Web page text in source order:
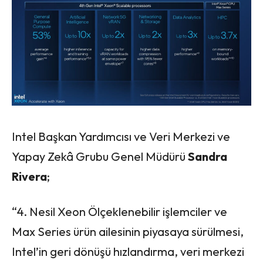
Intel Başkan Yardımcısı ve Veri Merkezi ve
Yapay Zekâ Grubu Genel Müdürü Sandra
Rivera;
“4. Nesil Xeon Ölçeklenebilir işlemciler ve
Max Series ürün ailesinin piyasaya sürülmesi,
Intel’in geri dönüşü hızlandırma, veri merkezi